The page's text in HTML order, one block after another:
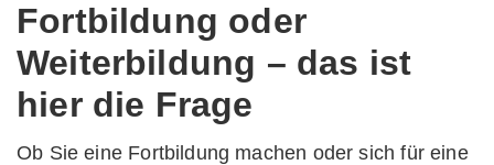
Fortbildung oder
Weiterbildung – das ist
hier die Frage
Ob Sie eine Fortbildung machen oder sich für eine